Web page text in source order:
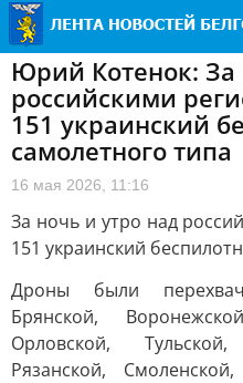
Юрий Котенок: За
российскими
151 украинский
самолетного типа
16 мая 2026, 11:16
За ночь и утро над
151 украинский
Дроны были
Брянской,
Орловской,
Рязанской,